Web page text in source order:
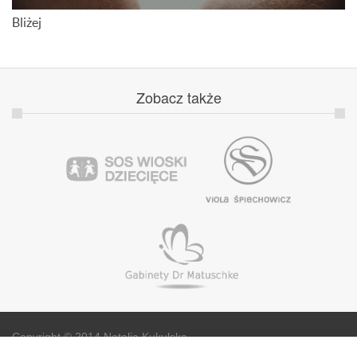
Bliżej
Zobacz także
Copyright © 2014 Natalia Kukulska